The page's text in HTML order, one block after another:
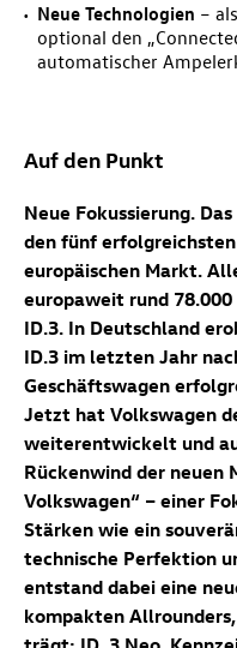
Neue Technologien –
optional den
automatischer
Auf den Punkt
Neue Fokussierung.
den fünf
europäischen Markt.
europaweit rund
ID.3. In Deutschland
ID.3 im letzten Jahr
Geschäftswagen
Jetzt hat Volkswagen
weiterentwickelt und
Rückenwind der neuen
Volkswagen“ – einer
Stärken wie ein
technische Perfektion
entstand dabei eine
kompakten